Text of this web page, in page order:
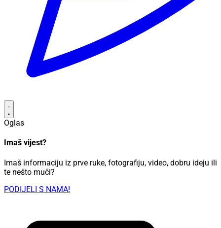
Oglas
Imaš vijest?
Imaš informaciju iz prve ruke, fotografiju, video, dobru ideju ili
te nešto muči?
PODIJELI S NAMA!